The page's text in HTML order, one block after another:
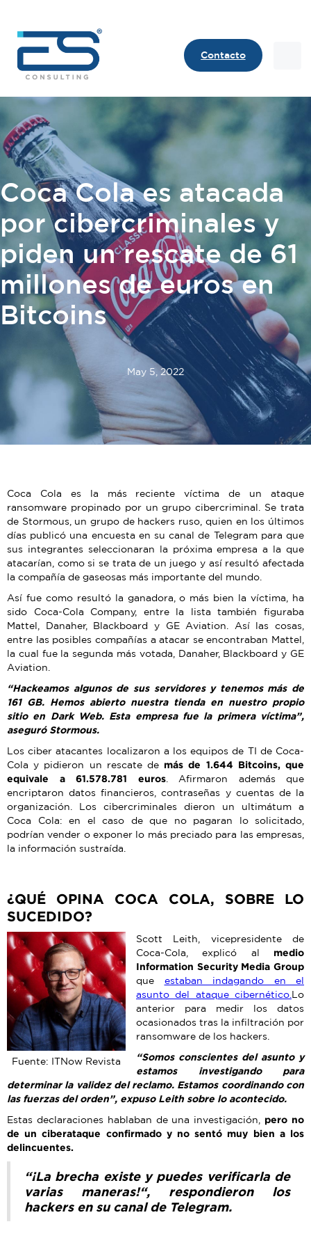
Contacto
Coca Cola es atacada
por cibercriminales y
piden un rescate de 61
millones de euros en
Bitcoins
May 5, 2022
Coca Cola es la más reciente víctima de un ataque
ransomware propinado por un grupo cibercriminal. Se trata
de Stormous, un grupo de hackers ruso, quien en los últimos
días publicó una encuesta en su canal de Telegram para que
sus integrantes seleccionaran la próxima empresa a la que
atacarían, como si se trata de un juego y así resultó afectada
la compañía de gaseosas más importante del mundo.
Así fue como resultó la ganadora, o más bien la víctima, ha
sido Coca-Cola Company, entre la lista también figuraba
Mattel, Danaher, Blackboard y GE Aviation. Así las cosas,
entre las posibles compañías a atacar se encontraban Mattel,
la cual fue la segunda más votada, Danaher, Blackboard y GE
Aviation.
“Hackeamos algunos de sus servidores y tenemos más de
161 GB. Hemos abierto nuestra tienda en nuestro propio
sitio en Dark Web. Esta empresa fue la primera víctima”,
aseguró Stormous.
Los ciber atacantes localizaron a los equipos de TI de Coca-
Cola y pidieron un rescate de más de 1.644 Bitcoins, que
equivale a 61.578.781 euros. Afirmaron además que
encriptaron datos financieros, contraseñas y cuentas de la
organización. Los cibercriminales dieron un ultimátum a
Coca Cola: en el caso de que no pagaran lo solicitado,
podrían vender o exponer lo más preciado para las empresas,
la información sustraída.
¿QUÉ OPINA COCA COLA, SOBRE LO
SUCEDIDO?
Fuente: ITNow Revista
Scott Leith, vicepresidente de
Coca-Cola, explicó al medio
Information Security Media Group
que estaban indagando en el
asunto del ataque cibernético. Lo
anterior para medir los datos
ocasionados tras la infiltración por
ransomware de los hackers.
“Somos conscientes del asunto y
estamos investigando para
determinar la validez del reclamo. Estamos coordinando con
las fuerzas del orden”, expuso Leith sobre lo acontecido.
Estas declaraciones hablaban de una investigación, pero no
de un ciberataque confirmado y no sentó muy bien a los
delincuentes.
“¡La brecha existe y puedes verificarla de
varias maneras!“, respondieron los
hackers en su canal de Telegram.